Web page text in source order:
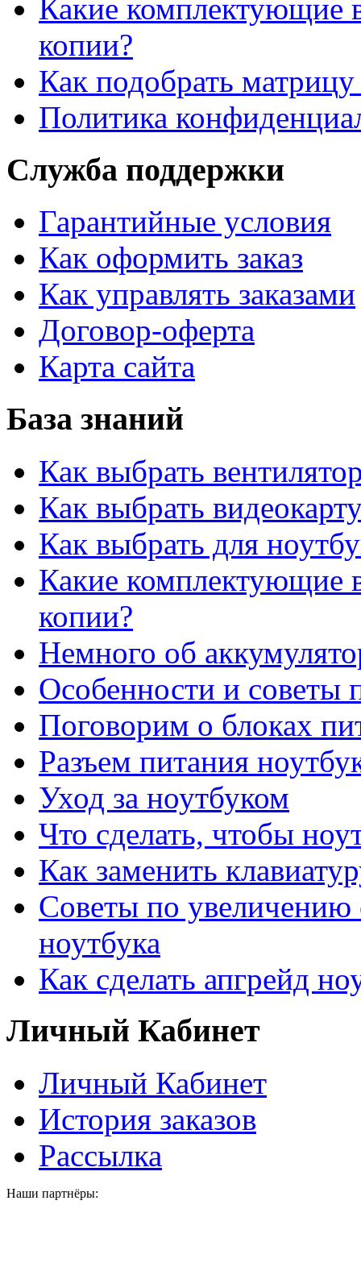
Какие комплектующие
копии?
Как подобрать
Политика
Служба поддержки
Гарантийные условия
Как оформить заказ
Как управлять заказами
Договор-оферта
Карта сайта
База знаний
Как выбрать
Как выбрать
Как выбрать для
Какие комплектующие
копии?
Немного об
Особенности и советы
Поговорим о блоках
Разъем питания
Уход за ноутбуком
Что сделать, чтобы
Как заменить
Советы по увеличению
ноутбука
Как сделать апгрейд
Личный Кабинет
Личный Кабинет
История заказов
Рассылка
Наши партнёры: